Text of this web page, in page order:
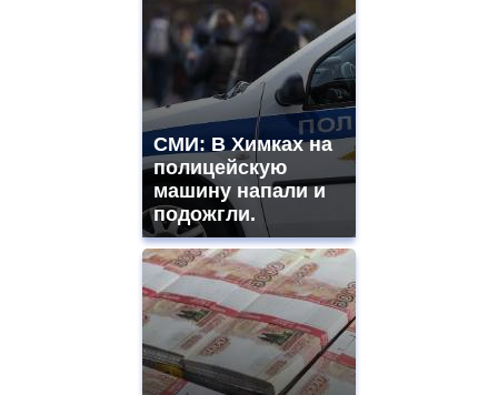
СМИ: В Химках на
полицейскую
машину напали и
подожгли.